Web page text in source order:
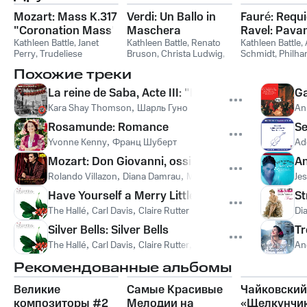
Mozart: Mass K.317
"Coronation Mass"
/ Bruckner: Te
Deum
Kathleen Battle,Janet
Perry,Trudeliese
Molinari,Gosta
Winbergh
Ferruccio
Furlanetto
Verdi: Un Ballo in
Maschera
Kathleen Battle, Renato
Bruson,Christa Ludwig,
London Opera Chorus
National Philharmonic
Orchestra
Fauré:
Ravel:
une infante
Kathleen Battle,
Schmidt,
Chorus
Похожие треки
La reine de Saba, Acte III: "Mes filles, allez, je
Kara Shay Thomson, Шарль Гуно
Rosamunde: Romance
Yvonne Kenny, Франц Шуберт
Mozart: Don Giovanni, ossia Il dissoluto punito,
Rolando Villazon, Diana Damrau, Mahler Chamber Orchestra,
Have Yourself a Merry Little Christmas: Have
The Hallé, Carl Davis, Claire Rutter
Silver Bells: Silver Bells
The Hallé, Carl Davis, Claire Rutter
Рекомендованные альбомы
Великие
композиторы #2
Самые Красивые
Мелодии на
Чайковский